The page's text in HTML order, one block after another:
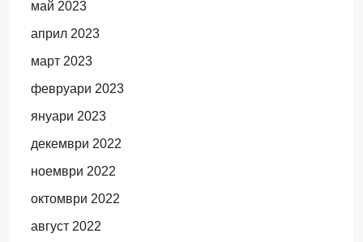
май 2023
април 2023
март 2023
февруари 2023
януари 2023
декември 2022
ноември 2022
октомври 2022
август 2022